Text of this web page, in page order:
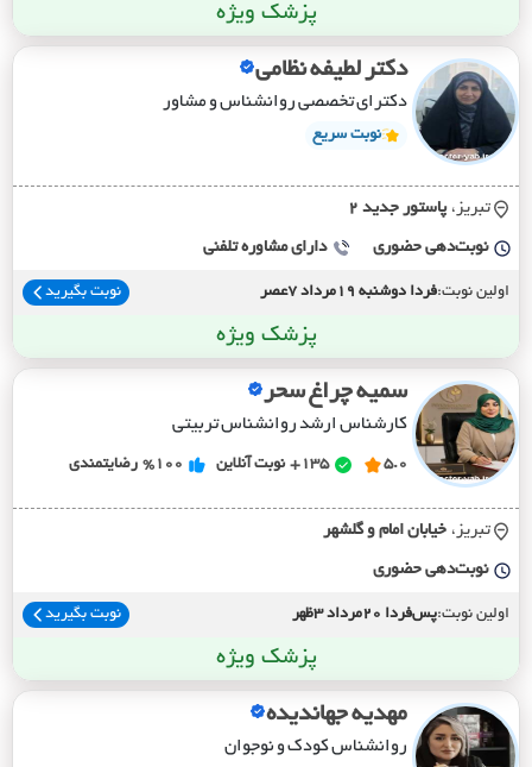
پزشک ویژه
دکتر لطیفه نظامی
دکترای تخصصی روانشناس و مشاور
نوبت سریع
تبریز، پاستور جديد 2
نوبت‌دهی حضوری دارای مشاوره تلفنی
اولین نوبت:فردا دوشنبه 19مرداد 7عصر نوبت بگیرید
پزشک ویژه
سمیه چراغ سحر
کارشناس ارشد روانشناس تربیتی
5.0
135+ نوبت آنلاین %100 رضایتمندی
تبریز، خيابان امام و گلشهر
نوبت‌دهی حضوری
اولین نوبت:پس‌فردا 20مرداد 3ظهر نوبت بگیرید
پزشک ویژه
مهدیه جهاندیده
روانشناس کودک و نوجوان